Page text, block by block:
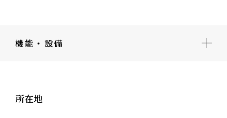
機能・設備
所在地